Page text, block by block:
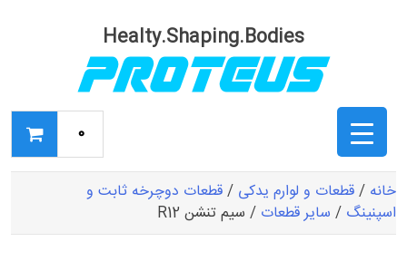
Healty.Shaping.Bodies
0
خانه /قطعات و لوارم یدکی /قطعات دوچرخه ثابت و
اسپنینگ / سایر قطعات / سیم تنشن R12